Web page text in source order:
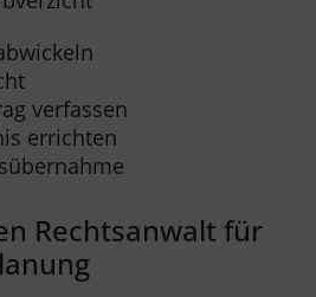
verfassen
errichten
Rechtsanwalt für